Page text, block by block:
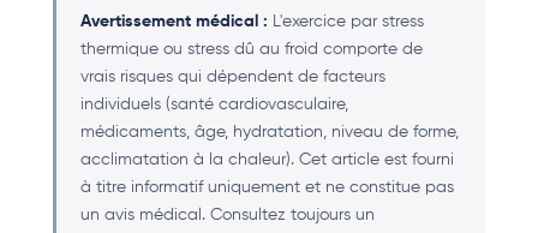
Avertissement médical : L'exercice par stress
thermique ou stress dû au froid comporte de
vrais risques qui dépendent de facteurs
individuels (santé cardiovasculaire,
médicaments, âge, hydratation, niveau de forme,
acclimatation à la chaleur). Cet article est fourni
à titre informatif uniquement et ne constitue pas
un avis médical. Consultez toujours un